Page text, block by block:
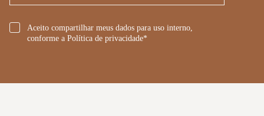
*
Aceito compartilhar meus dados para uso interno,
conforme a Política de privacidade*